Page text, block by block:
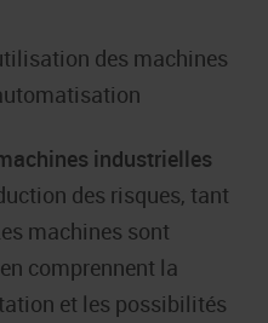
des machines
industrielles
des risques, tant
machines sont
comprennent la
et les possibilités